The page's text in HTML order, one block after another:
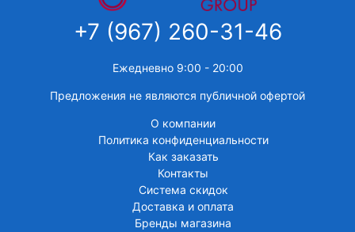
+7 (967) 260-31-46
Ежедневно 9:00 - 20:00
Предложения не являются публичной офертой
О компании
Политика конфиденциальности
Как заказать
Контакты
Система скидок
Доставка и оплата
Бренды магазина